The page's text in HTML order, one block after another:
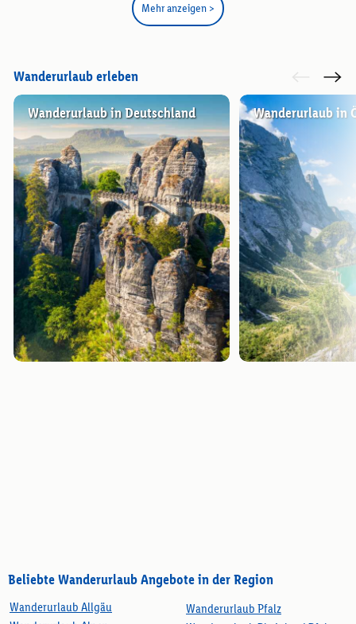
Mehr anzeigen >
Wanderurlaub erleben
Wanderurlaub in Deutschland Wanderurlaub in
Beliebte Wanderurlaub Angebote in der Region
Wanderurlaub Allgäu
Wanderurlaub Pfalz